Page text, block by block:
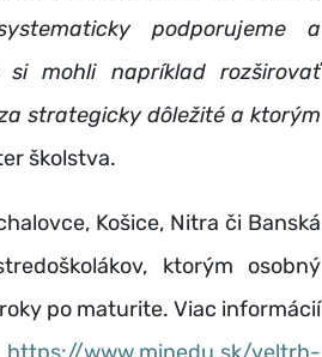
podporujeme a
mohli napríklad rozširovať
strategicky dôležité a ktorým
školstva.
Košice, Nitra či Banská
ktorým osobný
po maturite. Viac informácií